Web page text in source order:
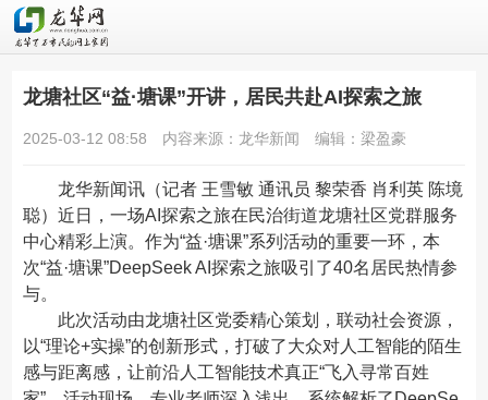
龙塘社区“益·塘课”开讲，居民共赴AI探索之旅
2025-03-12 08:58 内容来源：龙华新闻 编辑：梁盈豪
龙华新闻讯（记者 王雪敏 通讯员 黎荣香 肖利英 陈境
聪）近日，一场AI探索之旅在民治街道龙塘社区党群服务
中心精彩上演。作为“益·塘课”系列活动的重要一环，本
次“益·塘课”DeepSeek AI探索之旅吸引了40名居民热情参
与。
此次活动由龙塘社区党委精心策划，联动社会资源，
以“理论+实操”的创新形式，打破了大众对人工智能的陌生
感与距离感，让前沿人工智能技术真正“飞入寻常百姓